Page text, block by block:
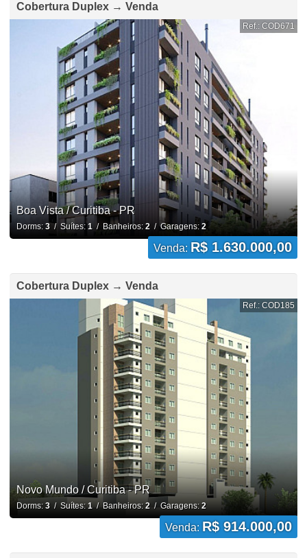
Cobertura Duplex → Venda
Ref.: COD671
Boa Vista / Curitiba - PR
Dorms: 3/ Suítes:1/ Banheiros: 2/ Garagens: 2
Venda: R$ 1.630.000,00
Cobertura Duplex → Venda
Ref.: COD185
Novo Mundo / Curitiba - PR
Dorms: 3/ Suítes:1/ Banheiros: 2/ Garagens: 2
Venda: R$ 914.000,00